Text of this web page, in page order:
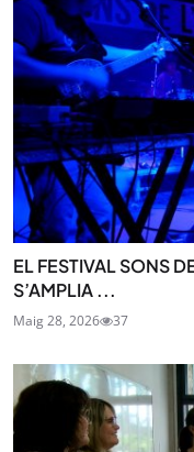
EL FESTIVAL SONS
S’AMPLIA ...
Maig 28, 2026 37